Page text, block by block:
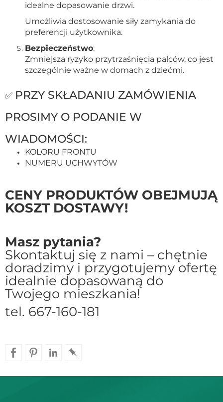
idealne dopasowanie drzwi.
Umożliwia dostosowanie siły zamykania do
preferencji użytkownika.
Bezpieczeństwo:
Zmniejsza ryzyko przytrzaśnięcia palców, co jest
szczególnie ważne w domach z dziećmi.
✅ PRZY SKŁADANIU ZAMÓWIENIA
PROSIMY O PODANIE W
WIADOMOŚCI:
KOLORU FRONTU
NUMERU UCHWYTÓW
CENY PRODUKTÓW OBEJMUJĄ
KOSZT DOSTAWY!
Masz pytania?
Skontaktuj się z nami – chętnie
doradzimy i przygotujemy ofertę
idealnie dopasowaną do
Twojego mieszkania!
tel. 667-160-181